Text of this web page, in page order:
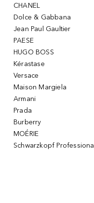
CHANEL
Dolce & Gabbana
Jean Paul Gaultier
PAESE
HUGO BOSS
Kérastase
Versace
Maison Margiela
Armani
Prada
Burberry
MOÉRIE
Schwarzkopf Professional